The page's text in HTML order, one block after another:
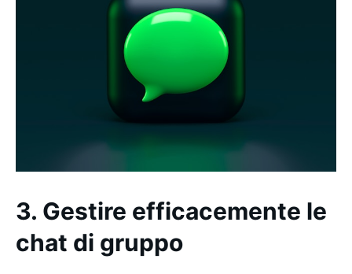
3. Gestire efficacemente le
chat di gruppo